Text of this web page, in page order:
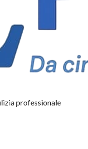
professionale